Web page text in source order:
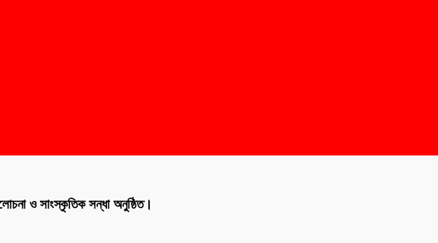
ও সাংস্কৃতিক সন্ধা অনুষ্ঠিত।